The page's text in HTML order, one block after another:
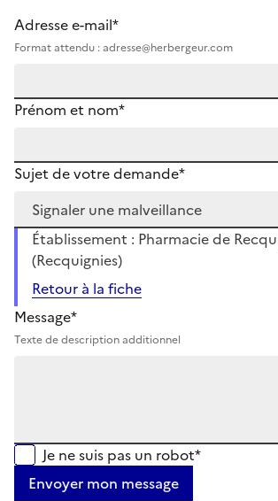
Adresse e-mail*
Format attendu : adresse@herbergeur.com
Prénom et nom*
Sujet de votre demande*
Établissement : Pharmacie de
(Recquignies)
Retour à la fiche
Message*
Texte de description additionnel
Je ne suis pas un robot*
Envoyer mon message